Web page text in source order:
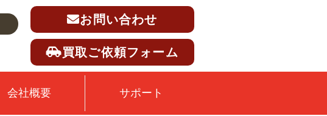
お問い合わせ
買取ご依頼フォーム
会社概要 サポート